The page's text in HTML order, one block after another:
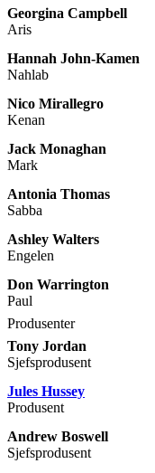
Georgina Campbell
Aris
Hannah John-Kamen
Nahlab
Nico Mirallegro
Kenan
Jack Monaghan
Mark
Antonia Thomas
Sabba
Ashley Walters
Engelen
Don Warrington
Paul
Produsenter
Tony Jordan
Sjefsprodusent
Jules Hussey
Produsent
Andrew Boswell
Sjefsprodusent